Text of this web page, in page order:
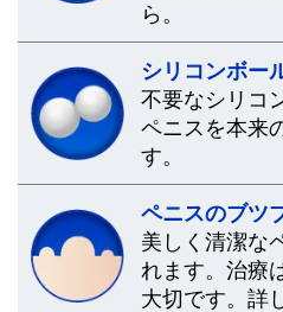
ら。
シリコンボー
不要なシリコ
ペニスを本来
す。
ペニスのブツ
美しく清潔な
れます。治療
大切です。詳